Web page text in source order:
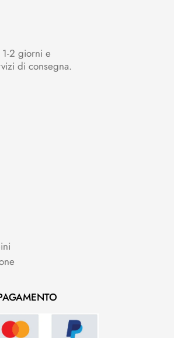
2 giorni e
di consegna.